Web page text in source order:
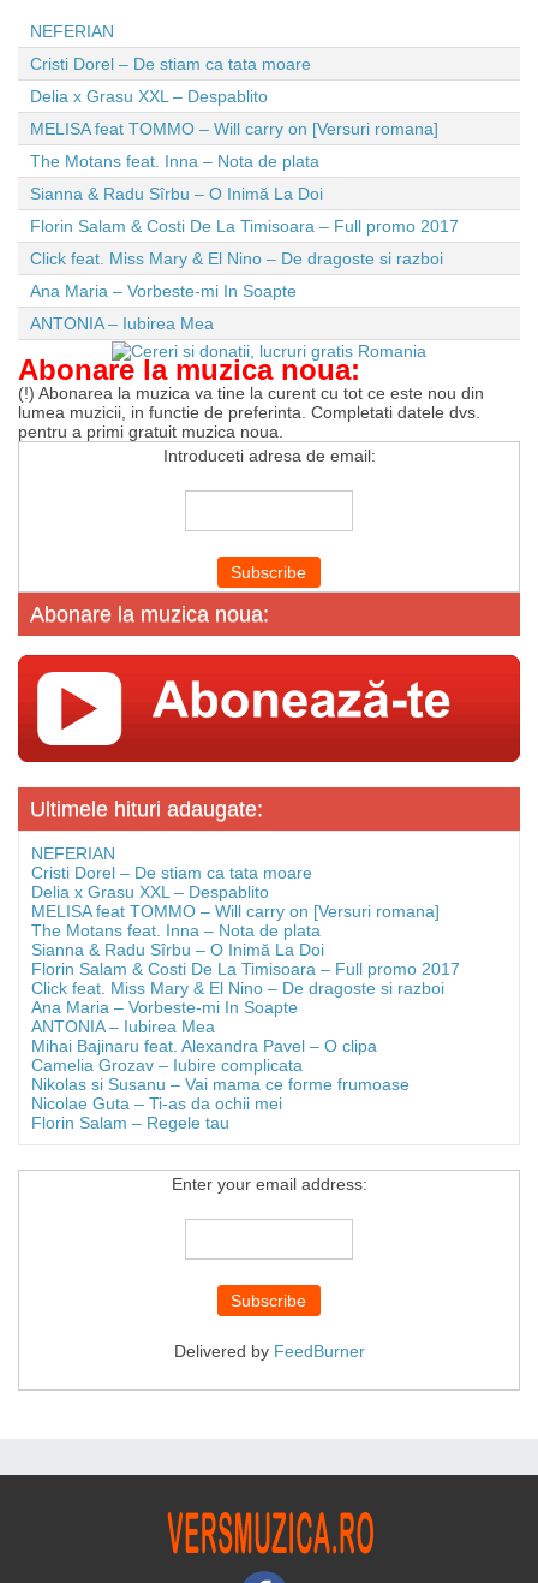
NEFERIAN
Cristi Dorel – De stiam ca tata moare
Delia x Grasu XXL – Despablito
MELISA feat TOMMO – Will carry on [Versuri romana]
The Motans feat. Inna – Nota de plata
Sianna & Radu Sîrbu – O Inimă La Doi
Florin Salam & Costi De La Timisoara – Full promo 2017
Click feat. Miss Mary & El Nino – De dragoste si razboi
Ana Maria – Vorbeste-mi In Soapte
ANTONIA – Iubirea Mea
Abonare la muzica noua:
(!) Abonarea la muzica va tine la curent cu tot ce este nou din
lumea muzicii, in functie de preferinta. Completati datele dvs.
pentru a primi gratuit muzica noua.
Introduceti adresa de email:
Abonare la muzica noua:
Ultimele hituri adaugate:
NEFERIAN
Cristi Dorel – De stiam ca tata moare
Delia x Grasu XXL – Despablito
MELISA feat TOMMO – Will carry on [Versuri romana]
The Motans feat. Inna – Nota de plata
Sianna & Radu Sîrbu – O Inimă La Doi
Florin Salam & Costi De La Timisoara – Full promo 2017
Click feat. Miss Mary & El Nino – De dragoste si razboi
Ana Maria – Vorbeste-mi In Soapte
ANTONIA – Iubirea Mea
Mihai Bajinaru feat. Alexandra Pavel – O clipa
Camelia Grozav – Iubire complicata
Nikolas si Susanu – Vai mama ce forme frumoase
Nicolae Guta – Ti-as da ochii mei
Florin Salam – Regele tau
Enter your email address:
Delivered by FeedBurner